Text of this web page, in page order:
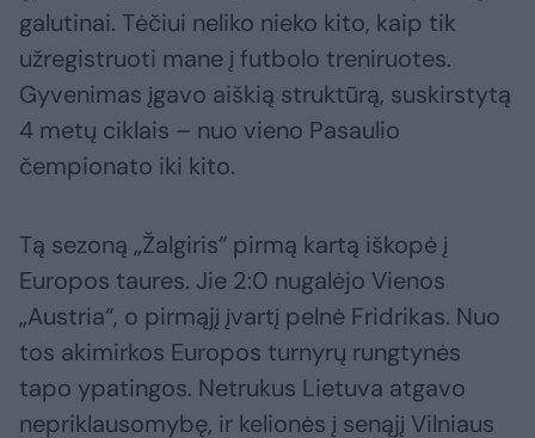
galutinai. Tėčiui neliko nieko kito, kaip tik
užregistruoti mane į futbolo treniruotes.
Gyvenimas įgavo aiškią struktūrą, suskirstytą
4 metų ciklais – nuo vieno Pasaulio
čempionato iki kito.
Tą sezoną „Žalgiris“ pirmą kartą iškopė į
Europos taures. Jie 2:0 nugalėjo Vienos
„Austria“, o pirmąjį įvartį pelnė Fridrikas. Nuo
tos akimirkos Europos turnyrų rungtynės
tapo ypatingos. Netrukus Lietuva atgavo
nepriklausomybę, ir kelionės į senąjį Vilniaus